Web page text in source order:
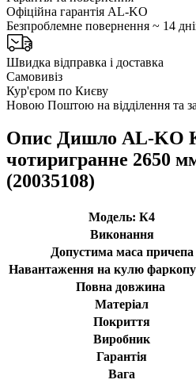
Офіційна гарантія AL-KO
Безпроблемне повернення ~ 14
Швидка відправка і доставка
Самовивіз
Кур'єром по Києву
Новою Поштою на відділення та
Опис Дишло AL-KO
чотиригранне 2650
(20035108)
Модель: К4
Виконання
Допустима маса причепа
Навантаження на кулю
Повна довжина
Матеріал
Покриття
Виробник
Гарантія
Вага